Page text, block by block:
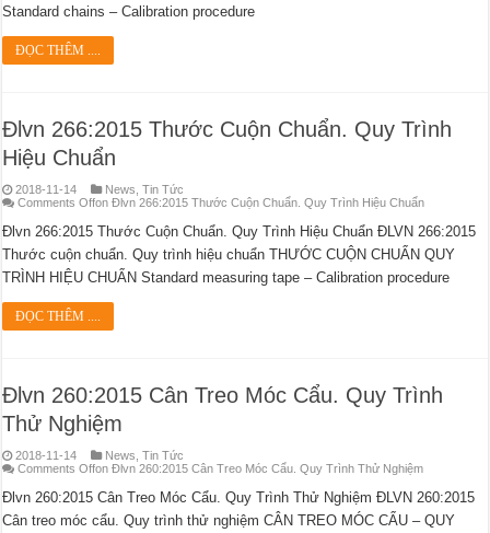
Standard chains – Calibration procedure
ĐỌC THÊM ....
Đlvn 266:2015 Thước Cuộn Chuẩn. Quy Trình
Hiệu Chuẩn
2018-11-14 News ,Tin Tức
Comments Offon Đlvn 266:2015 Thước Cuộn Chuẩn. Quy Trình Hiệu Chuẩn
Đlvn 266:2015 Thước Cuộn Chuẩn. Quy Trình Hiệu Chuẩn ĐLVN 266:2015
Thước cuộn chuẩn. Quy trình hiệu chuẩn THƯỚC CUỘN CHUẨN QUY
TRÌNH HIỆU CHUẨN Standard measuring tape – Calibration procedure
ĐỌC THÊM ....
Đlvn 260:2015 Cân Treo Móc Cẩu. Quy Trình
Thử Nghiệm
2018-11-14 News ,Tin Tức
Comments Offon Đlvn 260:2015 Cân Treo Móc Cẩu. Quy Trình Thử Nghiệm
Đlvn 260:2015 Cân Treo Móc Cẩu. Quy Trình Thử Nghiệm ĐLVN 260:2015
Cân treo móc cẩu. Quy trình thử nghiệm CÂN TREO MÓC CẨU – QUY